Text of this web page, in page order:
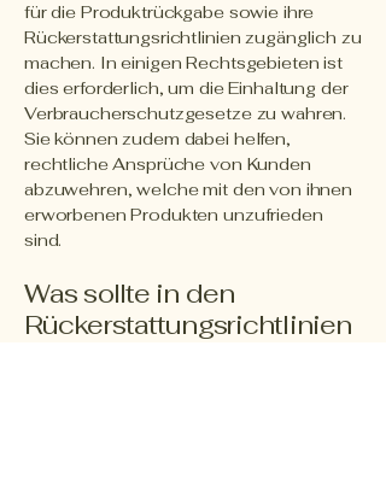
für die Produktrückgabe sowie ihre
Rückerstattungsrichtlinien zugänglich zu
machen. In einigen Rechtsgebieten ist
dies erforderlich, um die Einhaltung der
Verbraucherschutzgesetze zu wahren.
Sie können zudem dabei helfen,
rechtliche Ansprüche von Kunden
abzuwehren, welche mit den von ihnen
erworbenen Produkten unzufrieden
sind.
Was sollte in den
Rückerstattungsrichtlinien